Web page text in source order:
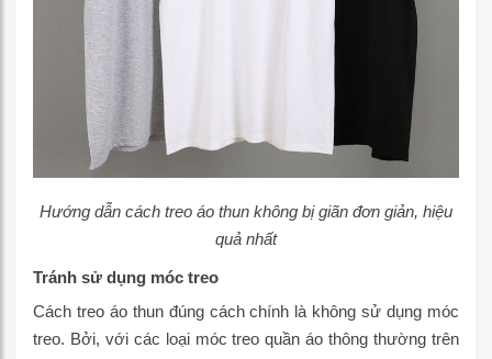
Hướng dẫn cách treo áo thun không bị giãn đơn giản, hiệu
quả nhất
Tránh sử dụng móc treo
Cách treo áo thun đúng cách chính là không sử dụng móc
treo. Bởi, với các loại móc treo quần áo thông thường trên